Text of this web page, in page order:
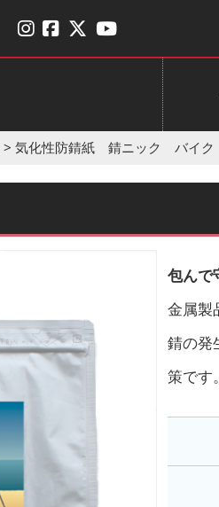
>気化性防錆紙 錆ニック バイク
包んで
金属製
錆の発
策です。